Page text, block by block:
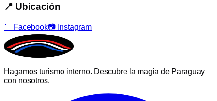
📍 Ubicación
📘 Facebook📷 Instagram
Hagamos turismo interno. Descubre la magia de Paraguay
con nosotros.